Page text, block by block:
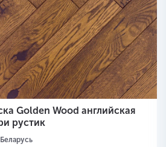
Golden Wood английская
рустик
Беларусь